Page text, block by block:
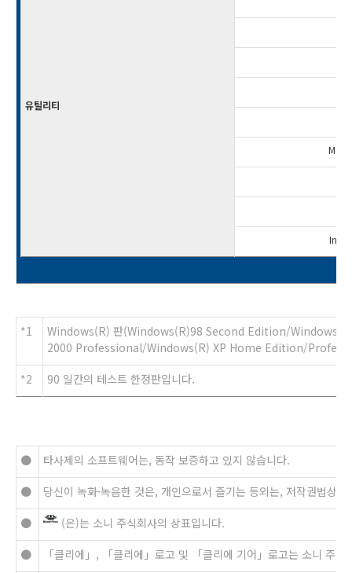
유틸리티
*1
Windows(R) 판(Windows(R)98 Second Edition/
2000 Professional/Windows(R) XP Home Edition/
*2
90 일간의 테스트 한정판입니다.
●
타사제의 소프트웨어는, 동작 보증하고 있지 않습니다.
●
당신이 녹화·녹음한 것은, 개인으로서 즐기는 등외는, 저작권법상,
●
(은)는 소니 주식회사의 상표입니다.
●
「클리에」, 「클리에」로고 및 「클리에 기어」로고는 소니 주식